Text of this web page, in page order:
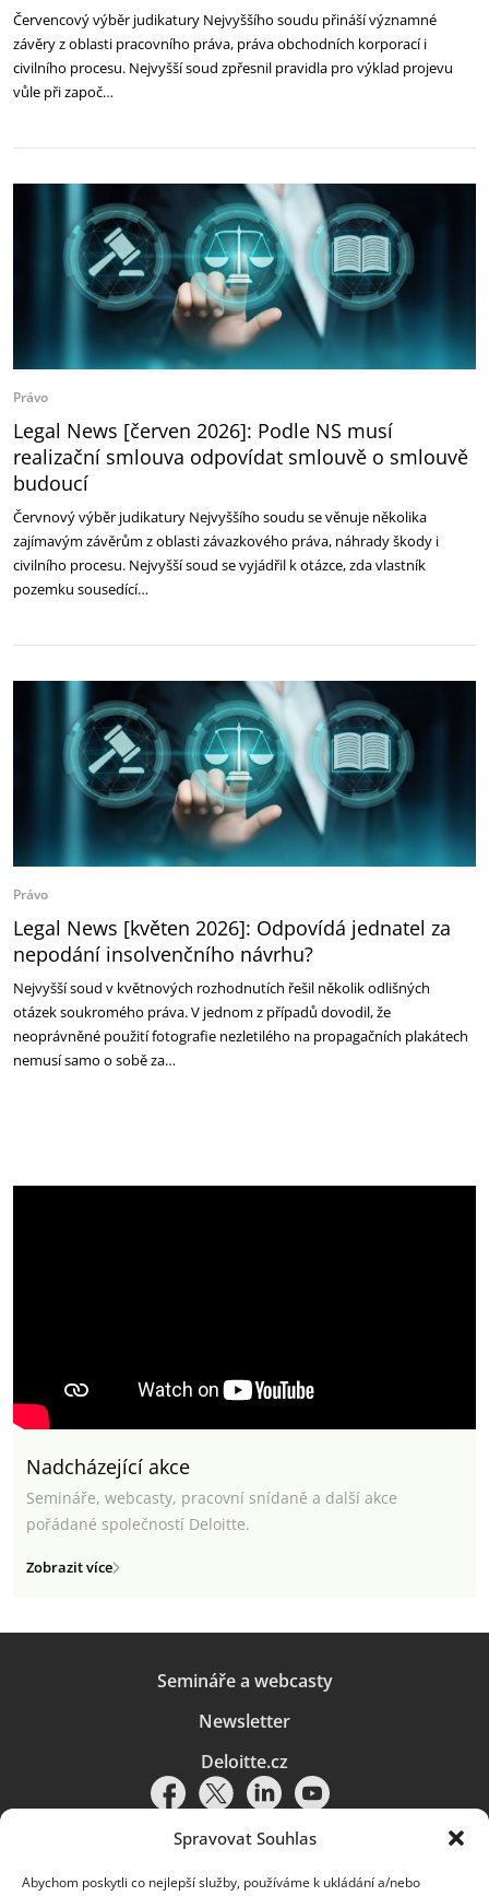
Spravovat Souhlas
Abychom poskytli co nejlepší služby, používáme k ukládání a/nebo
Červencový výběr judikatury Nejvyššího soudu přináší významné
závěry z oblasti pracovního práva, práva obchodních korporací i
civilního procesu. Nejvyšší soud zpřesnil pravidla pro výklad projevu
vůle při započ…
Právo
Legal News [červen 2026]: Podle NS musí
realizační smlouva odpovídat smlouvě o smlouvě
budoucí
Červnový výběr judikatury Nejvyššího soudu se věnuje několika
zajímavým závěrům z oblasti závazkového práva, náhrady škody i
civilního procesu. Nejvyšší soud se vyjádřil k otázce, zda vlastník
pozemku sousedící…
Právo
Legal News [květen 2026]: Odpovídá jednatel za
nepodání insolvenčního návrhu?
Nejvyšší soud v květnových rozhodnutích řešil několik odlišných
otázek soukromého práva. V jednom z případů dovodil, že
neoprávněné použití fotografie nezletilého na propagačních plakátech
nemusí samo o sobě za…
Nadcházející akce
Semináře, webcasty, pracovní snídaně a další akce
pořádané společností Deloitte.
Zobrazit více
Semináře a webcasty
Newsletter
Deloitte.cz